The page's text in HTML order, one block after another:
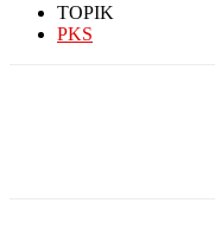
TOPIK
PKS